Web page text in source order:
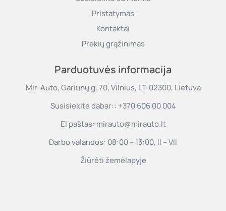
Pristatymas
Kontaktai
Prekių grąžinimas
Parduotuvės informacija
Mir-Auto, Gariunų g. 70, Vilnius, LT-02300, Lietuva
Susisiekite dabar:: +370 606 00 004
El paštas: mirauto@mirauto.lt
Darbo valandos: 08:00 – 13:00, II – VII
Žiūrėti žemėlapyje